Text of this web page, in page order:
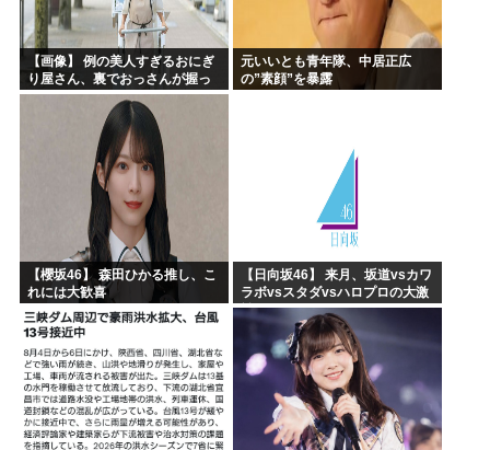
【画像】 例の美人すぎるおにぎ
り屋さん、裏でおっさんが握っ
ていたｗｗｗｗｗｗｗｗｗｗｗ
元いいとも青年隊、中居正広
の”素顔”を暴露
【櫻坂46】 森田ひかる推し、こ
れには大歓喜
【日向坂46】 来月、坂道vsカワ
ラボvsスタダvsハロプロの大激
戦